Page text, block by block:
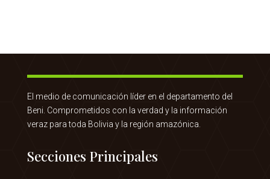
El medio de comunicación líder en el departamento del
Beni. Comprometidos con la verdad y la información
veraz para toda Bolivia y la región amazónica.
Secciones Principales